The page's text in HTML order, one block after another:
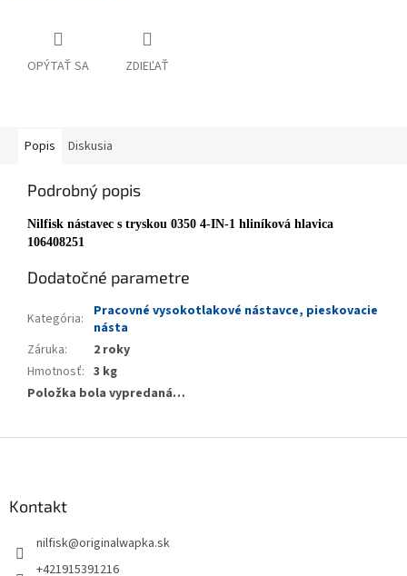
OPÝTAŤ SA ZDIEĽAŤ
Popis Diskusia
Podrobný popis
Nilfisk nástavec s tryskou 0350 4-IN-1 hliníková hlavica
106408251
Dodatočné parametre
Kategória:
Pracovné vysokotlakové nástavce, pieskovacie
násta
Záruka:
2 roky
Hmotnosť: 3 kg
Položka bola vypredaná…
Kontakt
nilfisk@originalwapka.sk
+421915391216